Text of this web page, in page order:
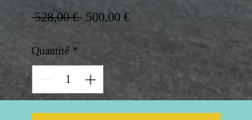
528,00 € Prix
500,00 €Prix
promotionnel
Quantité *